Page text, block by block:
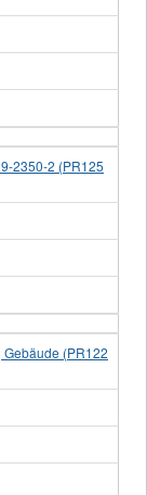
2350-2 (PR125
(PR122